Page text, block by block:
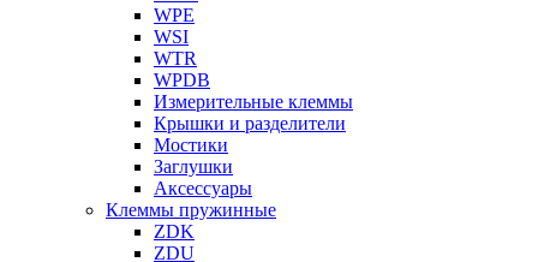
WPE
WSI
WTR
WPDB
Измерительные клеммы
Крышки и разделители
Мостики
Заглушки
Аксессуары
Клеммы пружинные
ZDK
ZDU